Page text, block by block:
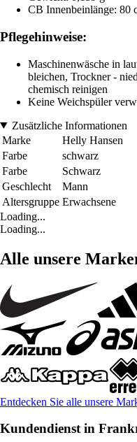
CB Innenbeinlänge: 80
Pflegehinweise:
Maschinenwäsche in
bleichen, Trockner -
chemisch reinigen
Keine Weichspüler
Zusätzliche Informationen
Marke
Helly Hansen
Farbe
schwarz
Farbe
Schwarz
Geschlecht
Mann
Altersgruppe Erwachsene
Loading...
Loading...
Alle unsere
Entdecken Sie alle unsere
Kundendienst in